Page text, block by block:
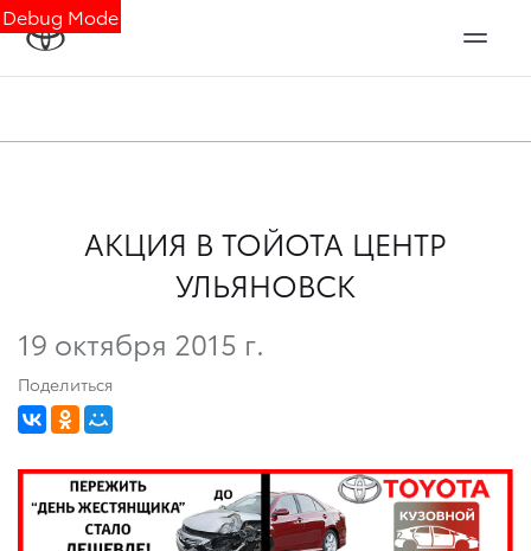
Debug Mode
АКЦИЯ В ТОЙОТА ЦЕНТР
УЛЬЯНОВСК
19 октября 2015 г.
Поделиться